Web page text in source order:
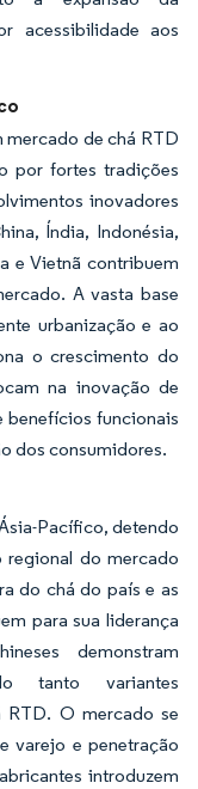
acessibilidade aos
mercado de chá RTD
por fortes tradições
inovadores
Índia, Indonésia,
e Vietnã contribuem
A vasta base
urbanização e ao
o crescimento do
na inovação de
benefícios funcionais
dos consumidores.
Pacífico, detendo
regional do mercado
do chá do país e as
para sua liderança
demonstram
tanto variantes
RTD. O mercado se
varejo e penetração
introduzem